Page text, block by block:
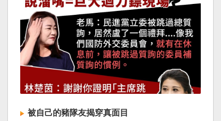
被自己的豬隊友揭穿真面目